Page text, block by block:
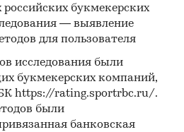
букмекерских
— выявление
для пользователя
исследования были
букмекерских компаний,
https://rating.sportrbc.ru/.
были
банковская